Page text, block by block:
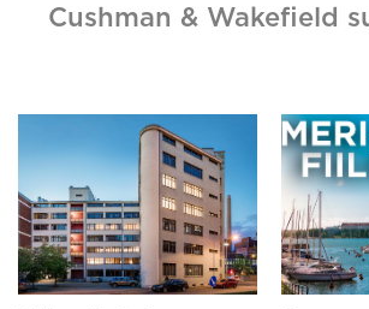
Cushman & Wakefield